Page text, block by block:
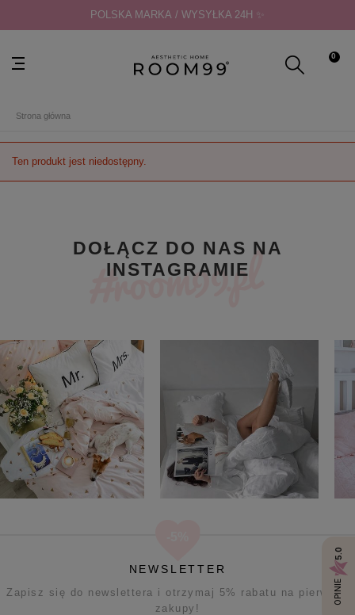
POLSKA MARKA / WYSYŁKA 24H ✨
0
Strona główna
Ten produkt jest niedostępny.
DOŁĄCZ DO NAS NA
INSTAGRAMIE
NEWSLETTER
Zapisz się do newslettera i otrzymaj 5% rabatu na pierwsze
zakupy!
OPINIE
5.0